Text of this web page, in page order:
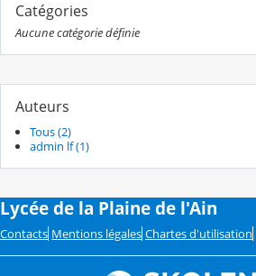
Catégories
Aucune catégorie définie
Auteurs
Tous (2)
admin lf (1)
Lycée de la Plaine de l'Ain
Contacts Mentions légales Chartes d'utilisation